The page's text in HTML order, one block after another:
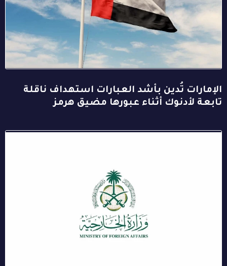
الإمارات تُدين بأشد العبارات استهداف ناقلة
تابعة لأدنوك أثناء عبورها مضيق هرمز